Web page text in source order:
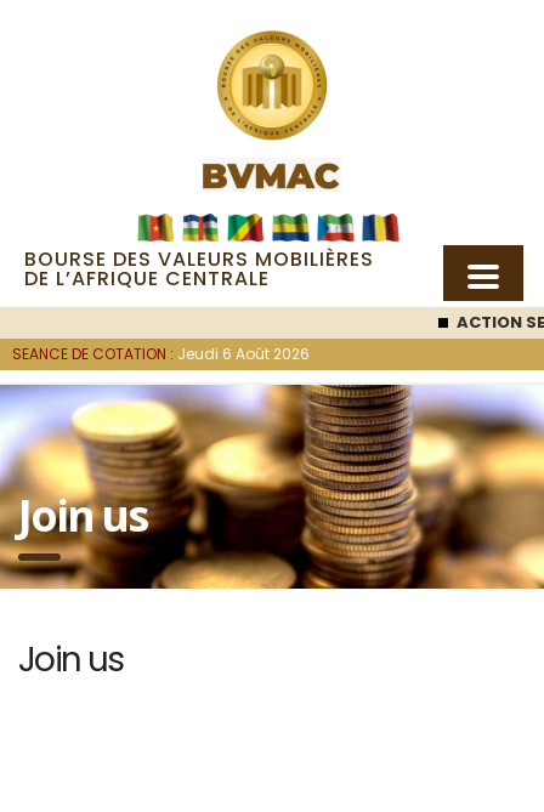
BOURSE DES VALEURS MOBILIÈRES
DE L’AFRIQUE CENTRALE
ACTION SEMC: 53
SEANCE DE COTATION : Jeudi 6 Août 2026
Join us
Join us